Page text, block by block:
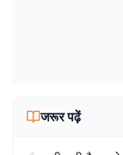
जरूर पढ़ें